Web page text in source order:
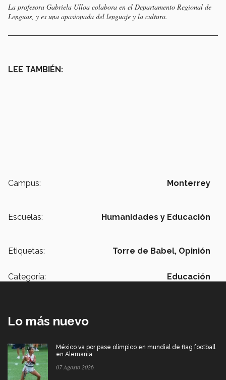
La profesora Gabriela Ulloa colabora en el Departamento Regional de
Lenguas, y es una apasionada del lenguaje y la cultura.
LEE TAMBIÉN:
Campus: Monterrey
Escuelas: Humanidades y Educación
Etiquetas: Torre de Babel, Opinión
Categoría: Educación
Lo más nuevo
México va por pase olímpico en mundial de flag football
en Alemania
07 Agosto 2026